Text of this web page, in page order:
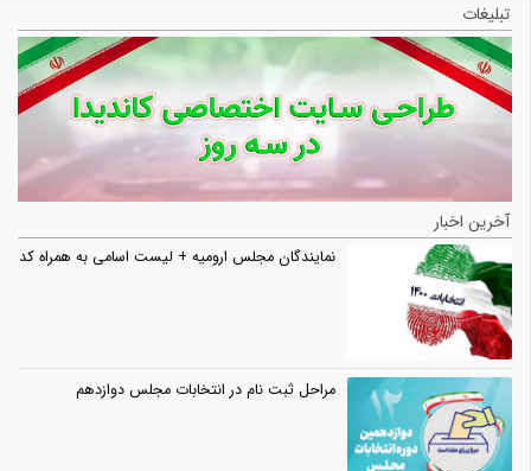
تبلیغات
آخرین اخبار
نمایندگان مجلس ارومیه + لیست اسامی به همراه کد
مراحل ثبت نام در انتخابات مجلس دوازدهم